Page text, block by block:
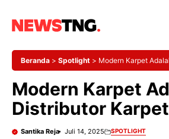
Beranda > Spotlight > Modern Karpet
Modern Karpet
Distributor
Santika Reja Juli 14, 2025 SPOTLIGHT